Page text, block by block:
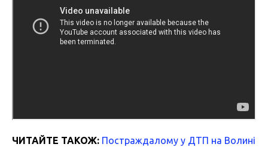
ЧИТАЙТЕ ТАКОЖ: Постраждалому у ДТП на Волині